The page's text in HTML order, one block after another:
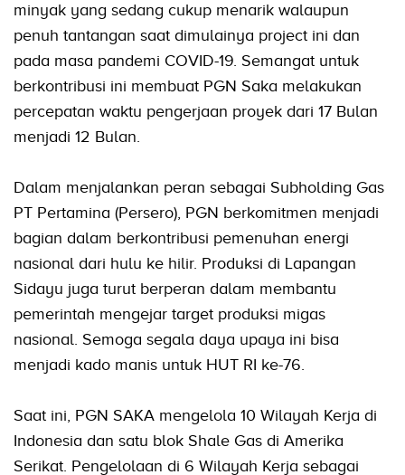
minyak yang sedang cukup menarik walaupun
penuh tantangan saat dimulainya project ini dan
pada masa pandemi COVID-19. Semangat untuk
berkontribusi ini membuat PGN Saka melakukan
percepatan waktu pengerjaan proyek dari 17 Bulan
menjadi 12 Bulan.
Dalam menjalankan peran sebagai Subholding Gas
PT Pertamina (Persero), PGN berkomitmen menjadi
bagian dalam berkontribusi pemenuhan energi
nasional dari hulu ke hilir. Produksi di Lapangan
Sidayu juga turut berperan dalam membantu
pemerintah mengejar target produksi migas
nasional. Semoga segala daya upaya ini bisa
menjadi kado manis untuk HUT RI ke-76.
Saat ini, PGN SAKA mengelola 10 Wilayah Kerja di
Indonesia dan satu blok Shale Gas di Amerika
Serikat. Pengelolaan di 6 Wilayah Kerja sebagai